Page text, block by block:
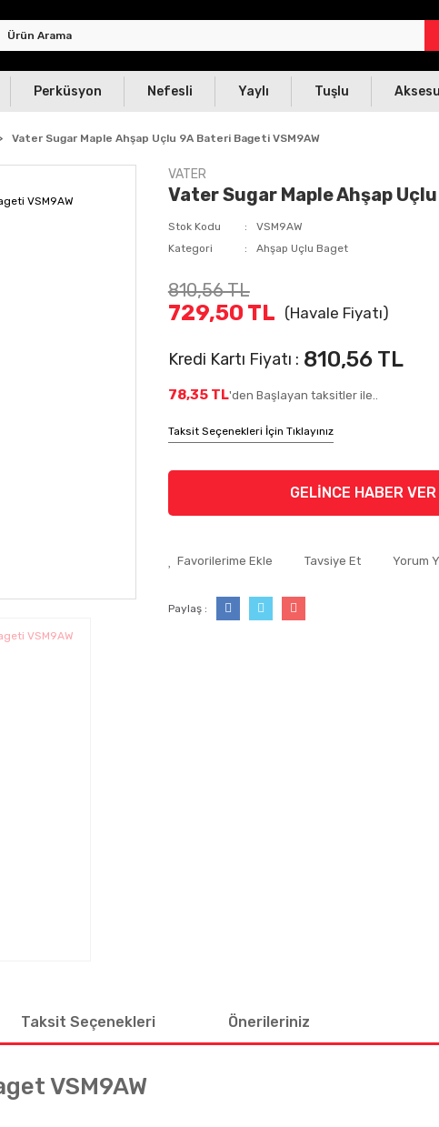
Perküsyon Nefesli Yaylı Tuşlu
Vater Sugar Maple Ahşap Uçlu 9A Bateri Bageti VSM9AW
VATER
Vater Sugar Maple Ahşap
Stok Kodu
VSM9AW
Kategori
Ahşap Uçlu Baget
810,56 TL
729,50 TL (Havale Fiyatı)
Kredi Kartı Fiyatı : 810,56 TL
78,35 TL'den Başlayan taksitler ile..
Taksit Seçenekleri İçin Tıklayınız
GELİNCE HABER VER
Tavsiye Et Yorum
Paylaş :
Taksit Seçenekleri Önerileriniz
VSM9AW